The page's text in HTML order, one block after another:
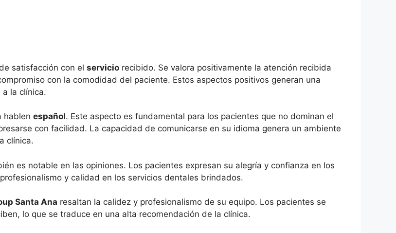
satisfacción con el servicio recibido. Se valora positivamente la atención recibida
con la comodidad del paciente. Estos aspectos positivos generan una
la clínica.
hablen español. Este aspecto es fundamental para los pacientes que no dominan el
con facilidad. La capacidad de comunicarse en su idioma genera un ambiente
clínica.
es notable en las opiniones. Los pacientes expresan su alegría y confianza en los
y calidad en los servicios dentales brindados.
Santa Ana resaltan la calidez y profesionalismo de su equipo. Los pacientes se
lo que se traduce en una alta recomendación de la clínica.